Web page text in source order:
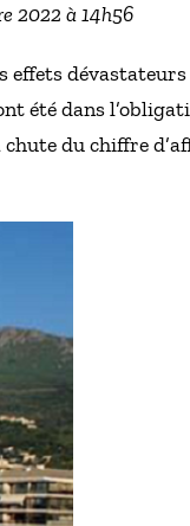
2022 à 14h56
effets
été dans
du chiffre